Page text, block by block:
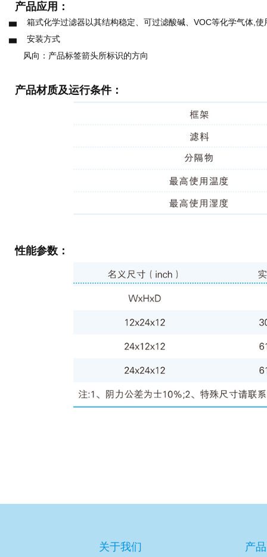
产品应用：
▅ 箱式化学过滤器以其结构稳定、可过滤酸碱、VOC等化学气体,使
▅ 安装方式
风向：产品标签箭头所标识的方向
产品材质及运行条件：
性能参数 ：
关于我们 产